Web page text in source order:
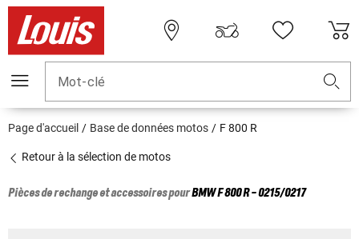
Mot-clé
Page d'accueil Base de données motos F 800 R
Retour à la sélection de motos
Pièces de rechange et accessoires pourBMWF 800 R - 0215/0217